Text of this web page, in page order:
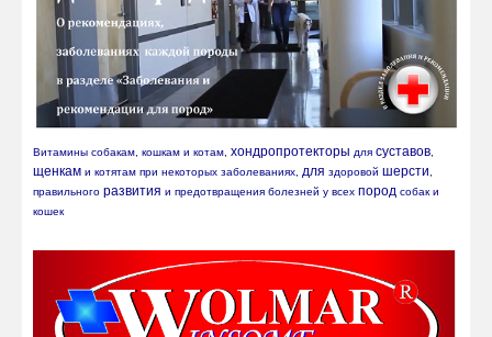
Витамины собакам, кошкам и котам, хондропротекторы для суставов
щенкам и котятам при некоторых заболеваниях, для здоровой шерсти
правильного развития и предотвращения болезней у всех пород собак и
кошек